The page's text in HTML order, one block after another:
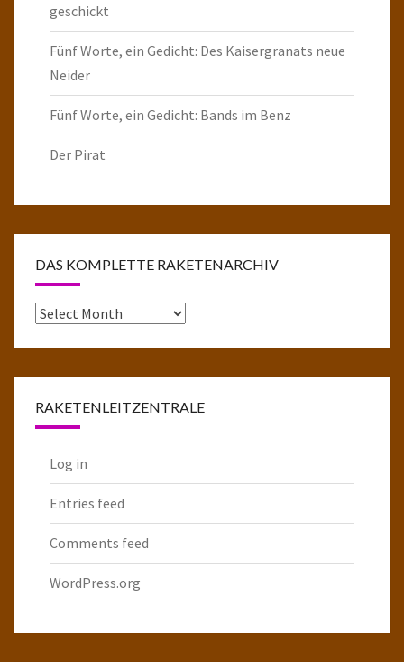
geschickt
Fünf Worte, ein Gedicht: Des Kaisergranats neue
Neider
Fünf Worte, ein Gedicht: Bands im Benz
Der Pirat
DAS KOMPLETTE RAKETENARCHIV
Das
RAKETENLEITZENTRALE
Log in
Entries feed
Comments feed
WordPress.org